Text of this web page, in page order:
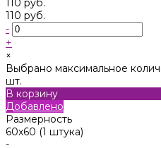
110 руб.
-
+
×
Выбрано максимальное
шт.
В корзину
Добавлено
Размерность
60х60 (1 штука)
-